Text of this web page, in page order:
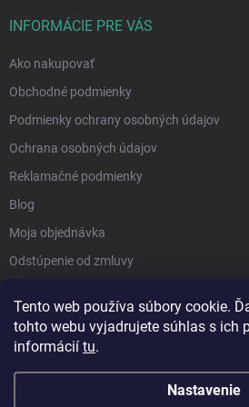
Tento web používa súbory cookie.
tohto webu vyjadrujete súhlas s ich
informácií tu.
Nastavenie
INFORMÁCIE PRE VÁS
Ako nakupovať
Obchodné podmienky
Podmienky ochrany osobných údajov
Ochrana osobných údajov
Reklamačné podmienky
Blog
Moja objednávka
Odstúpenie od zmluvy